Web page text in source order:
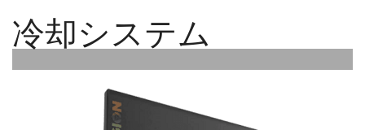
冷却システム